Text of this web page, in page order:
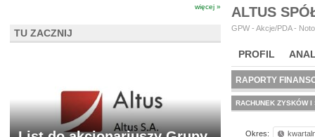
ALTUS
GPW - Akcje/PDA -
PROFIL
BR LAB
RAPORTY
RACHUNEK ZYSKÓW I
Okres:
więcej »
TU ZACZNIJ